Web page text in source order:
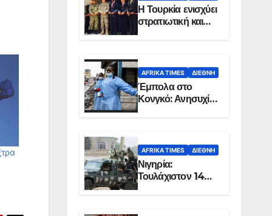
Η Τουρκία ενισχύει
στρατιωτική και
ενεργειακή
Σομαλία
AFRIKA TIMES ΔΙΕΘΝΉ
Έμπολα στο
Κονγκό: Ανησυχία
για τη μεγάλη
AFRIKA TIMES ΔΙΕΘΝΉ
Νιγηρία:
Τουλάχιστον 14
νεκροί από
στην Οτούκπο